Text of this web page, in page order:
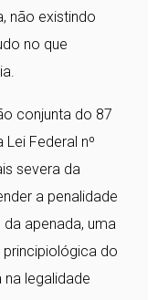
não existindo
no que
conjunta do 87
Federal nº
severa da
a penalidade
apenada, uma
do
legalidade